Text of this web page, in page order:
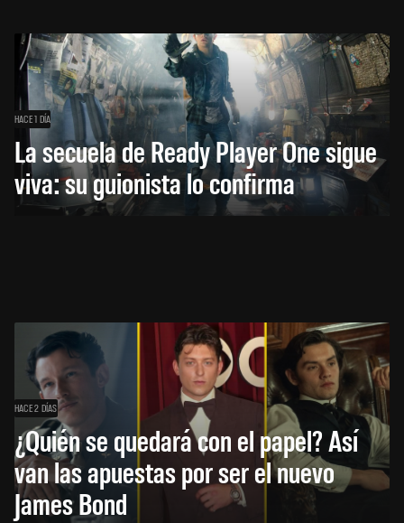
HACE 1 DÍA
La secuela de Ready Player One sigue
viva: su guionista lo confirma
HACE 2 DÍAS
¿Quién se quedará con el papel? Así
van las apuestas por ser el nuevo
James Bond